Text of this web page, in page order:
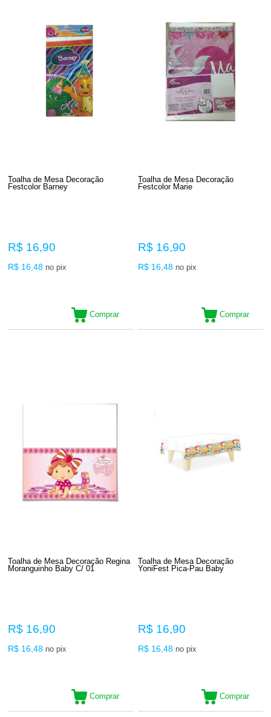
Toalha de Mesa Decoração
Festcolor Barney
R$ 16,90
R$ 16,48 no pix
Comprar
Toalha de Mesa Decoração
Festcolor Marie
R$ 16,90
R$ 16,48 no pix
Comprar
Toalha de Mesa Decoração Regina
Moranguinho Baby C/ 01
R$ 16,90
R$ 16,48 no pix
Comprar
Toalha de Mesa Decoração
YoniFest Pica-Pau Baby
R$ 16,90
R$ 16,48 no pix
Comprar